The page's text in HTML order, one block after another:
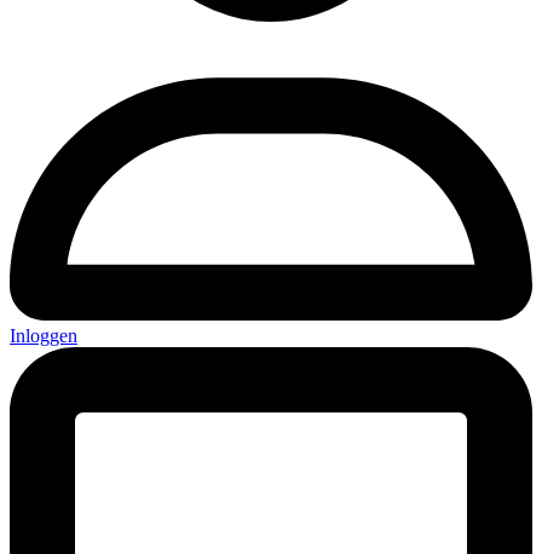
Inloggen